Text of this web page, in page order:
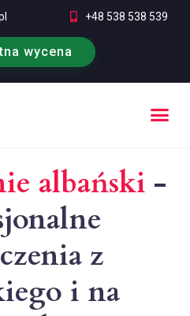
+48 538 538 539
wycena
albański -
z
i na